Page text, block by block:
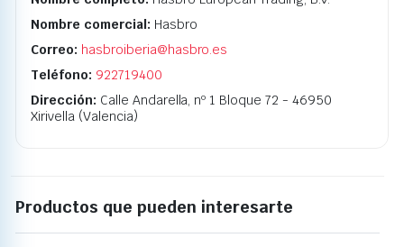
Nombre comercial: Hasbro
Correo: hasbroiberia@hasbro.es
Teléfono: 922719400
Dirección: Calle Andarella, nº 1 Bloque 72 - 46950
Xirivella (Valencia)
Productos que pueden interesarte